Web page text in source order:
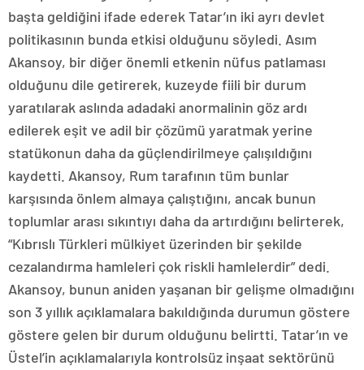
başta geldiğini ifade ederek Tatar’ın iki ayrı devlet
politikasının bunda etkisi olduğunu söyledi. Asım
Akansoy, bir diğer önemli etkenin nüfus patlaması
olduğunu dile getirerek, kuzeyde fiili bir durum
yaratılarak aslında adadaki anormalinin göz ardı
edilerek eşit ve adil bir çözümü yaratmak yerine
statükonun daha da güçlendirilmeye çalışıldığını
kaydetti. Akansoy, Rum tarafının tüm bunlar
karşısında önlem almaya çalıştığını, ancak bunun
toplumlar arası sıkıntıyı daha da artırdığını belirterek,
“Kıbrıslı Türkleri mülkiyet üzerinden bir şekilde
cezalandırma hamleleri çok riskli hamlelerdir” dedi.
Akansoy, bunun aniden yaşanan bir gelişme olmadığını
son 3 yıllık açıklamalara bakıldığında durumun göstere
göstere gelen bir durum olduğunu belirtti. Tatar’ın ve
Üstel’in açıklamalarıyla kontrolsüz inşaat sektörünü